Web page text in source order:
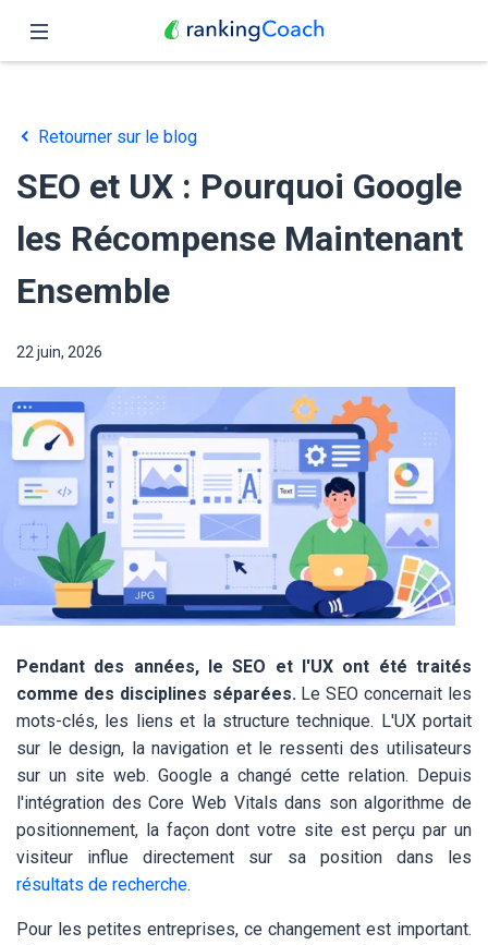
Fonctionnalités
Tarifs
Partenaires
Blog
Français
Retourner sur le blog
SEO et UX : Pourquoi Google
les Récompense Maintenant
Ensemble
22 juin, 2026
Pendant des années, le SEO et l'UX ont été traités
comme des disciplines séparées.Le SEO concernait les
mots-clés, les liens et la structure technique. L'UX portait
sur le design, la navigation et le ressenti des utilisateurs
sur un site web. Google a changé cette relation. Depuis
l'intégration des Core Web Vitals dans son algorithme de
positionnement, la façon dont votre site est perçu par un
visiteur influe directement sur sa position dans les
résultats de recherche.
Pour les petites entreprises, ce changement est important.